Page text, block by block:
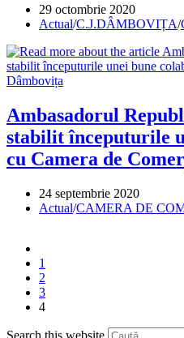
Post
published:
29 octombrie 2020
Post
Actual/C.J.DÂMBOVIȚA/
Ambasadorul
stabilit începuturile
cu Camera de
Post
published:
24 septembrie 2020
Post
Actual/CAMERA DE
to
the
previous
page
1
2
3
4
Search this website